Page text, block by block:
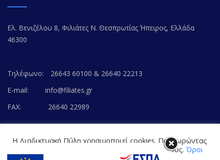
Ελ. Βενιζέλου 8, Φιλιάτες Ν. Θεσπρωτίας Ήπειρος, Ελλάδα
46300
Τηλέφωνο:
26643 60100 & 26640 22213
E-mail:
info@filiates.gr
FAX:
26640 22989
Η Διαδικτυακή Πύλη χρησιμοποιεί cookies. Προχωρώντας
στο περιεχόμενο, συναινείτε με την αποδοχή τους. Όροι
Χρήσης Ιστοτόπου